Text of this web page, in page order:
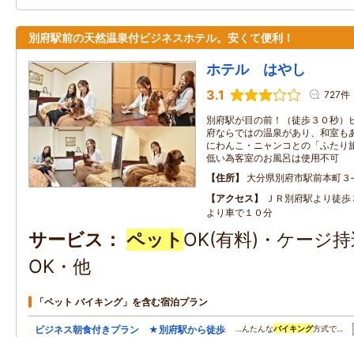
別府駅前の天然温泉付ビジネスホテル。安くて便利！
ホテル はやし
3.1 727件
別府駅が目の前！（徒歩３０秒
府ならではの温泉があり、和室も
にわんこ・ニャンコとの「ふたり
低い為客室のお風呂は使用不可
住所
大分県別府市駅前本町３
アクセス
ＪＲ別府駅より徒
より車で１０分
サービス ペット OK(有料)・ケージ
OK・他
「ペット バイキング」を含む宿泊プラン
ビジネス朝食付きプラン ★別府駅から徒歩
…んたんなバイキング方式で…